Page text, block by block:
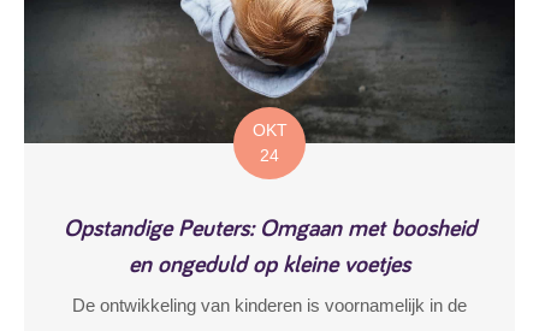
OKT
24
Opstandige Peuters: Omgaan met boosheid
en ongeduld op kleine voetjes
De ontwikkeling van kinderen is voornamelijk in de